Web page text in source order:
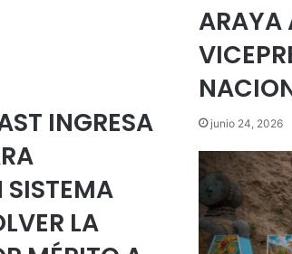
ARAYA
junio 24, 2026
INGRESA
SISTEMA
LA